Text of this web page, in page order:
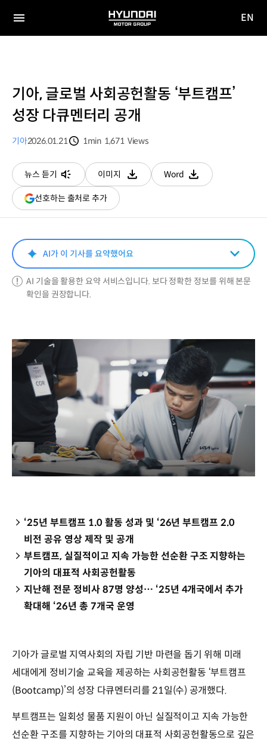
전체
HYUNDAI
MOTOR
EN
기아, 글로벌 사회공헌활동 ‘부트캠프’
성장 다큐멘터리 공개
기아2026.01.21
1min 1,671 Views
뉴스 듣기
이미지
다운로드
Word
다운로드
선호하는 출처로 추가(새
창
AI가 이 기사를 요약했어요
AI 기술을 활용한 요약 서비스입니다. 보다 정확한 정보를 위해 본문
확인을 권장합니다.
‘25년 부트캠프 1.0 활동 성과 및 ‘26년 부트캠프 2.0
비전 공유 영상 제작 및 공개
부트캠프, 실질적이고 지속 가능한 선순환 구조 지향하는
기아의 대표적 사회공헌활동
지난해 전문 정비사 87명 양성… ‘25년 4개국에서 추가
확대해 ‘26년 총 7개국 운영
기아가 글로벌 지역사회의 자립 기반 마련을 돕기 위해 미래
세대에게 정비기술 교육을 제공하는 사회공헌활동 ‘부트캠프
(Bootcamp)’의 성장 다큐멘터리를 21일(수) 공개했다.
부트캠프는 일회성 물품 지원이 아닌 실질적이고 지속 가능한
선순환 구조를 지향하는 기아의 대표적 사회공헌활동으로 깊은